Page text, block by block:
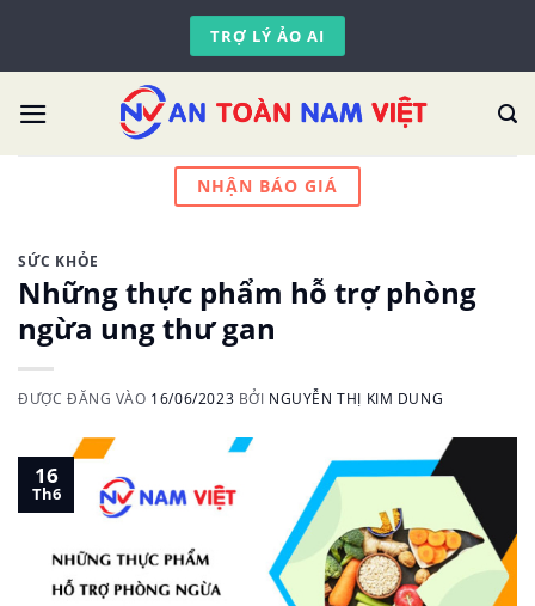
content
TRỢ LÝ ẢO AI
NHẬN BÁO GIÁ
SỨC KHỎE
Những thực phẩm hỗ trợ phòng
ngừa ung thư gan
ĐƯỢC ĐĂNG VÀO 16/06/2023 BỞI NGUYỄN THỊ KIM DUNG
16
Th6